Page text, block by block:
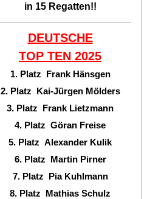
in 15 Regatten!!
DEUTSCHE
TOP TEN 2025
1. Platz Frank Hänsgen
2. Platz Kai-Jürgen Mölders
3. Platz Frank Lietzmann
4. Platz Göran Freise
5. Platz Alexander Kulik
6. Platz Martin Pirner
7. Platz Pia Kuhlmann
8. Platz Mathias Schulz